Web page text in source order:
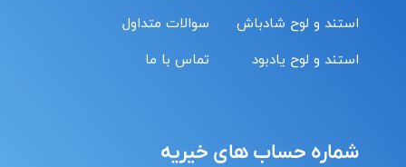
استند و لوح شادباش
استند و لوح یادبود
سوالات متداول
تماس با ما
شماره حساب های خیریه